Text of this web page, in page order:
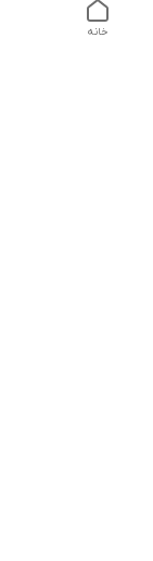
خانه